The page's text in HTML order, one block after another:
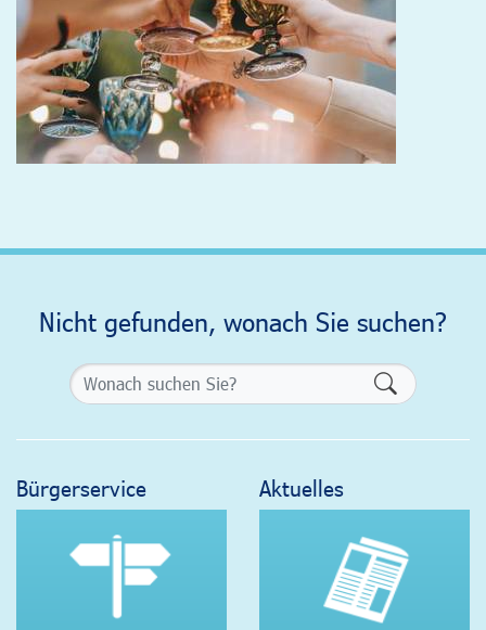
Nicht gefunden, wonach Sie suchen?
Bürgerservice Aktuelles